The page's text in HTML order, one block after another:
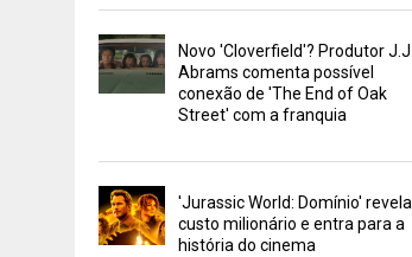
Novo 'Cloverfield'? Produtor J.J.
Abrams comenta possível
conexão de 'The End of Oak
Street' com a franquia
'Jurassic World: Domínio' revela
custo milionário e entra para a
história do cinema